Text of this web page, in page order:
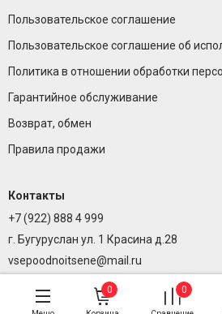
Пользовательское соглашение
Пользовательское соглашение об
Политика в отношении обработки
Гарантийное обслуживание
Возврат, обмен
Правила продажи
Контакты
+7 (922) 888 4 999
г. Бугуруслан ул. 1 Красина д.28
vsepoodnoitsene@mail.ru
0 0